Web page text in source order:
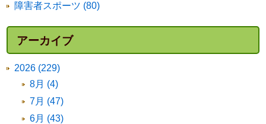
障害者スポーツ (80)
アーカイブ
2026 (229)
8月 (4)
7月 (47)
6月 (43)